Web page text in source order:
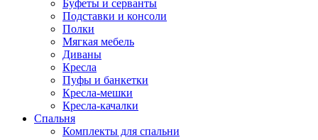
Буфеты и серванты
Подставки и консоли
Полки
Мягкая мебель
Диваны
Кресла
Пуфы и банкетки
Кресла-мешки
Кресла-качалки
Спальня
Комплекты для спальни